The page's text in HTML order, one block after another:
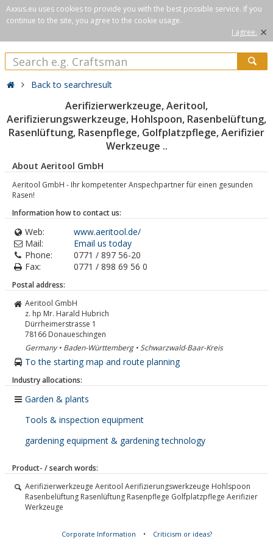
Axxus.eu uses cookies to provide you with the best possible service. If you
continue to the site, you agree to the cookie usage.
I agree. ×
Back to searchresult
Aerifizierwerkzeuge, Aeritool,
Aerifizierungswerkzeuge, Hohlspoon, Rasenbelüftung,
Rasenlüftung, Rasenpflege, Golfplatzpflege, Aerifizier
Werkzeuge ..
About Aeritool GmbH
Aeritool GmbH - Ihr kompetenter Anspechpartner für einen gesunden
Rasen!
Information how to contact us:
Web:
www.aeritool.de/
Mail:
Email us today
Phone:
0771 / 897 56-20
Fax:
0771 / 898 69 56 0
Postal address:
Aeritool GmbH
z. hp Mr. Harald Hubrich
Dürrheimerstrasse 1
78166 Donaueschingen
Germany • Baden-Württemberg • Schwarzwald-Baar-Kreis
To the starting map and route planning
Industry allocations:
Garden & plants
Tools & inspection equipment
gardening equipment & gardening technology
Product- / search words:
Aerifizierwerkzeuge Aeritool Aerifizierungswerkzeuge Hohlspoon
Rasenbelüftung Rasenlüftung Rasenpflege Golfplatzpflege Aerifizier
Werkzeuge
Corporate Information • Criticism or ideas?